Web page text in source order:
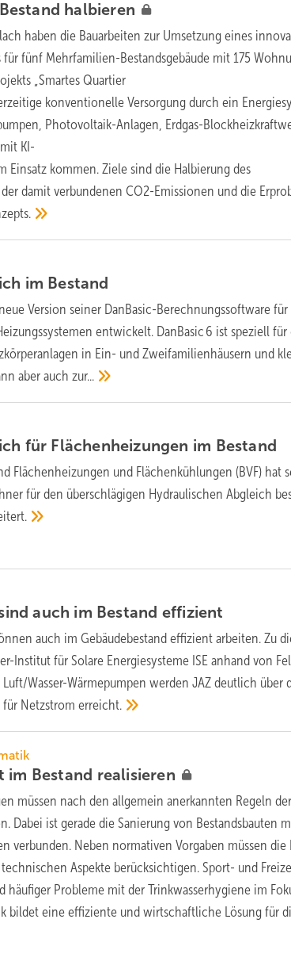
halbieren
haben die Bauarbeiten zur Umsetzung eines
für fünf Mehrfamilien-Bestandsgebäude mit 175
„Smartes Quartier
konventionelle Versorgung durch ein
Photovoltaik-Anlagen, Erdgas-
KI-
Einsatz kommen. Ziele sind die Halbierung des
damit verbundenen CO2-Emissionen und die
im Bestand
Version seiner DanBasic-Berechnungssoftware für
entwickelt. DanBasic 6 ist speziell für
in Ein- und Zweifamilienhäusern und
aber auchzur...
für Flächenheizungen im Bestand
Flächenheizungen und Flächenkühlungen (BVF) hat
für den überschlägigen Hydraulischen Abgleich
auch im Bestand effizient
auch im Gebäudebestand effizient arbeiten. Zu
Institut für Solare Energiesysteme ISE anhand von
Wasser-Wärmepumpen werden JAZ deutlich über
für Netzstromerreicht.
im Bestand realisieren
müssen nach den allgemein anerkannten Regeln
Dabei ist gerade die Sanierung von Bestandsbauten
verbunden. Neben normativen Vorgaben müssen die
Aspekte berücksichtigen. Sport- und
häufiger Probleme mit der Trinkwasserhygiene im
bildet eine effiziente und wirtschaftliche Lösung für